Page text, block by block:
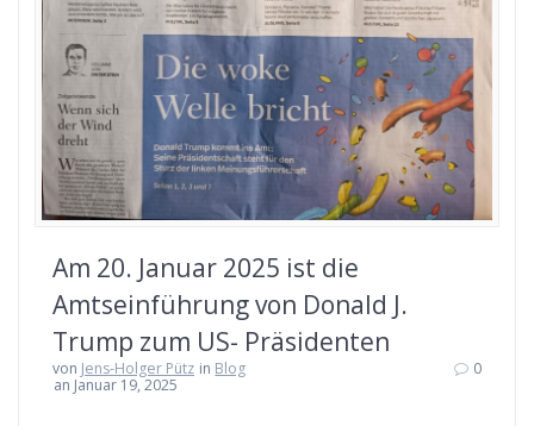
Am 20. Januar 2025 ist die
Amtseinführung von Donald J.
Trump zum US- Präsidenten
von Jens-Holger Pütz in Blog
an Januar 19, 2025
0